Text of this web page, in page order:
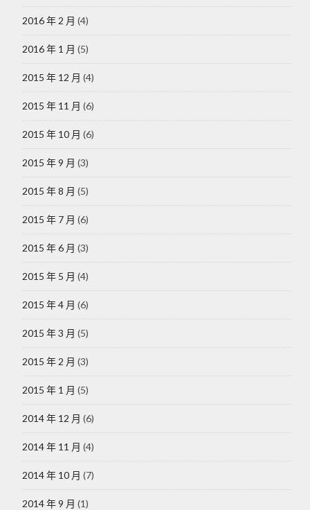
2016 年 2 月 (4)
2016 年 1 月 (5)
2015 年 12 月 (4)
2015 年 11 月 (6)
2015 年 10 月 (6)
2015 年 9 月 (3)
2015 年 8 月 (5)
2015 年 7 月 (6)
2015 年 6 月 (3)
2015 年 5 月 (4)
2015 年 4 月 (6)
2015 年 3 月 (5)
2015 年 2 月 (3)
2015 年 1 月 (5)
2014 年 12 月 (6)
2014 年 11 月 (4)
2014 年 10 月 (7)
2014 年 9 月 (1)